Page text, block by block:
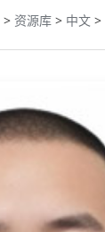
> 资源库 > 中文 >